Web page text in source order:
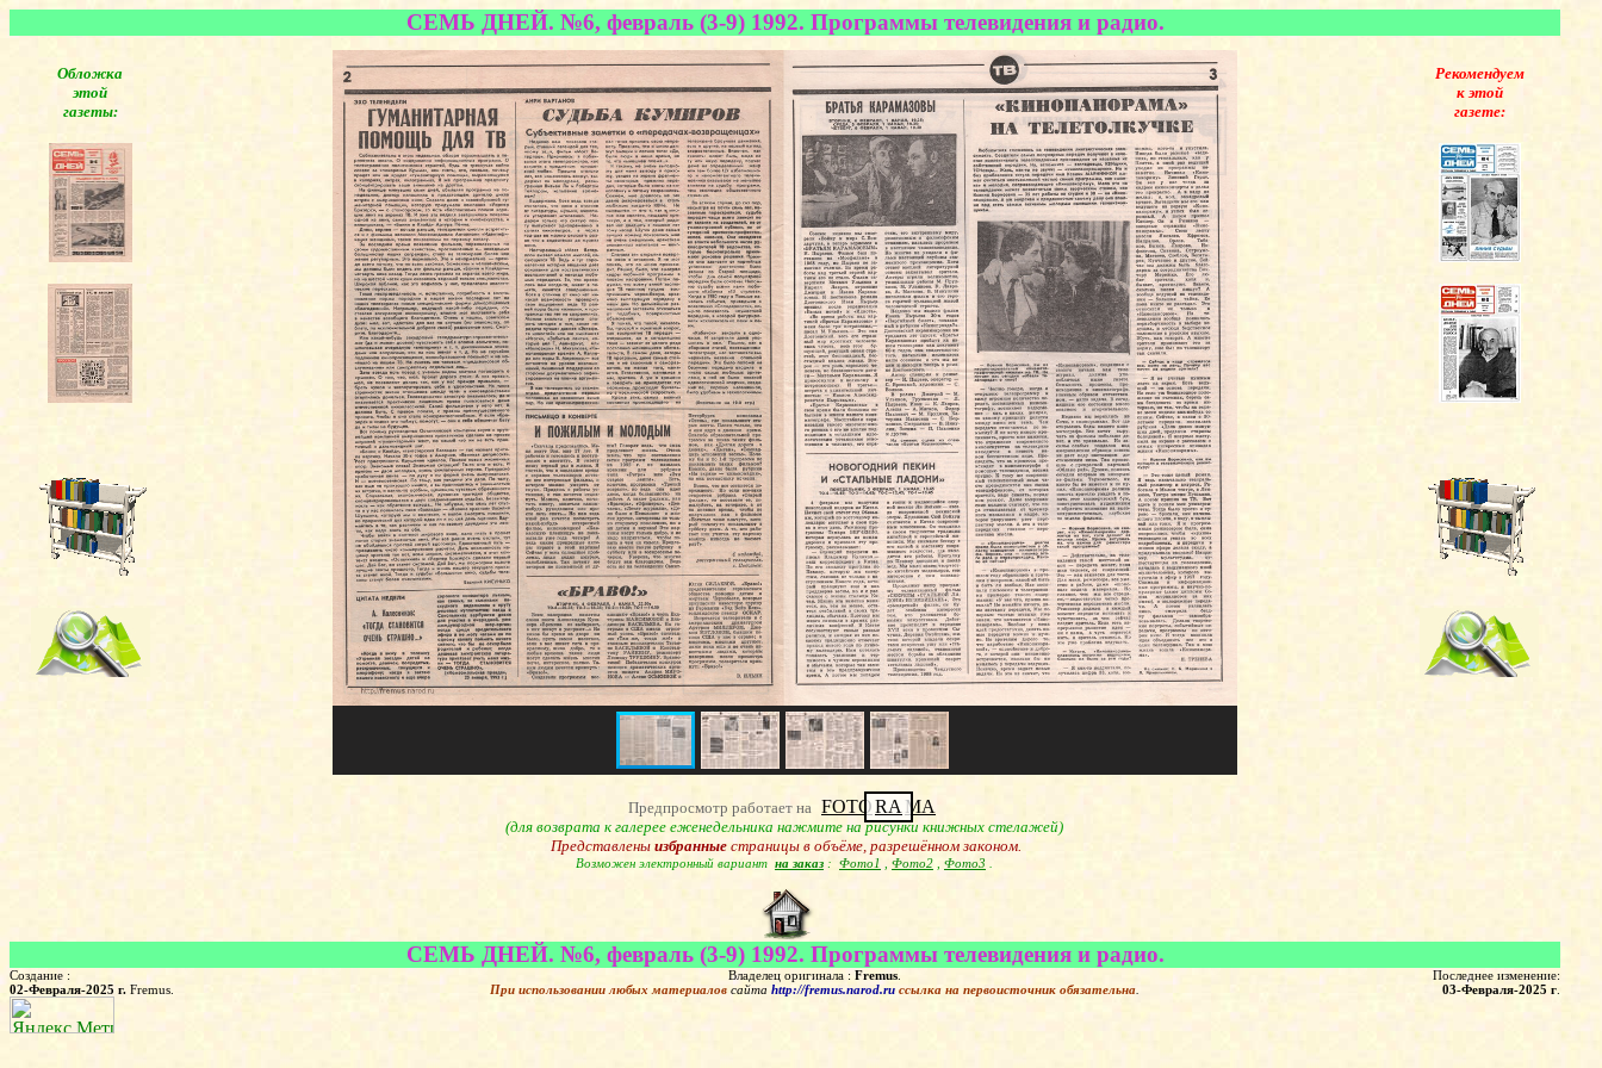
СЕМЬ ДНЕЙ. №6, февраль (3-9) 1992. Программы телевидения и радио.
Обложка
этой
газеты:
Предпросмотр работает на FOTORA MA
(для возврата к галерее еженедельника нажмите на рисунки книжных стелажей)
Представлены избранные страницы в объёме, разрешённом законом.
Возможен электронный вариант на заказ : Фото1 Фото2 Фото3
Рекомендуем
к этой
газете:
СЕМЬ ДНЕЙ. №6, февраль (3-9) 1992. Программы телевидения и радио.
Создание :
02-Февраля-2025 г. Fremus.
Владелец оригинала : Fremus
При использовании любых материалов сайта http://fremus.narod.ru ссылка на первоисточник обязательна
Последнее изменение:
03-Февраля-2025 г